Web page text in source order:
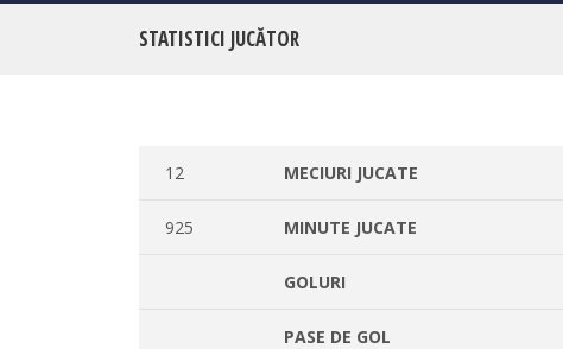
STATISTICI JUCĂTOR
12 MECIURI JUCATE
925 MINUTE JUCATE
GOLURI
PASE DE GOL